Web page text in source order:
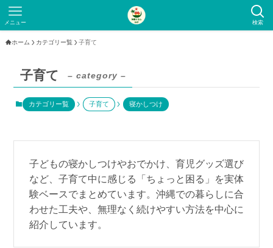
検索
メニュー
ホーム カテゴリー覧 子育て
子育て – category –
カテゴリー覧 子育て 寝かしつけ
子どもの寝かしつけやおでかけ、育児グッズ選び
など、子育て中に感じる「ちょっと困る」を実体
験ベースでまとめています。沖縄での暮らしに合
わせた工夫や、無理なく続けやすい方法を中心に
紹介しています。